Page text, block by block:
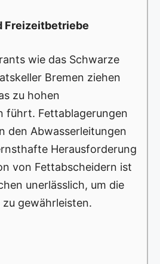
Freizeitbetriebe
wie das Schwarze
Bremen ziehen
zu hohen
führt. Fettablagerungen
den Abwasserleitungen
Herausforderung
von Fettabscheidern ist
unerlässlich, um die
gewährleisten.